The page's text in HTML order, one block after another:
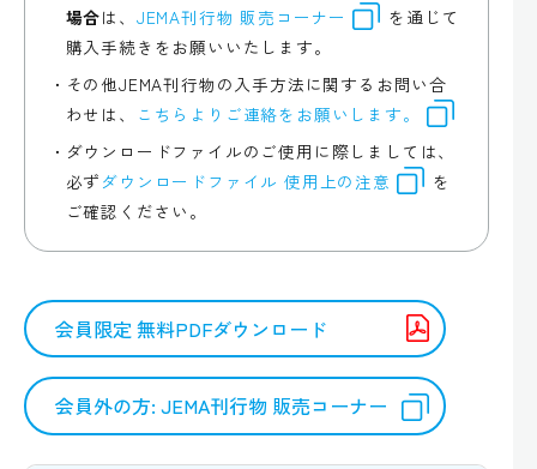
場合は、 JEMA刊行物 販売コーナー
を通じて
購入手続きをお願いいたします。
その他JEMA刊行物の入手方法に関するお問い合
わせは、
こちらよりご連絡をお願いします。
ダウンロードファイルのご使用に際しましては、
必ず ダウンロードファイル 使用上の注意
を
ご確認ください。
会員限定 無料PDFダウンロード
会員外の方: JEMA刊行物 販売コーナー